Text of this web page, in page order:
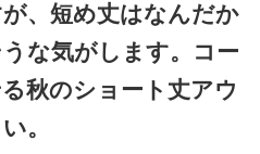
、短め丈はなんだか
な気がします。コー
秋のショート丈アウ
。